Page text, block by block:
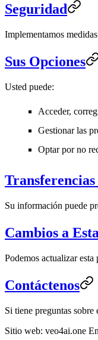
Seguridad
Implementamos
Sus Opciones
Usted puede:
Acceder,
Gestionar las
Optar por no
Su información puede
Cambios a
Podemos actualizar
Contáctenos
Si tiene preguntas
Sitio web: veo4ai.one